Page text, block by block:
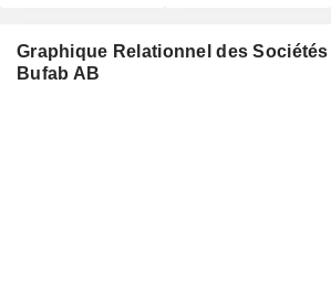
Graphique Relationnel des
Bufab AB